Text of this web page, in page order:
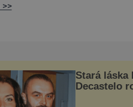
vata, hlasitá změť
Stará láska
Decastelo